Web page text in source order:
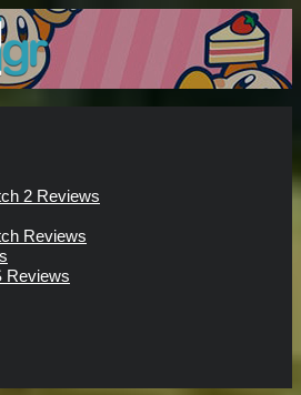
2 Reviews
Reviews
Reviews